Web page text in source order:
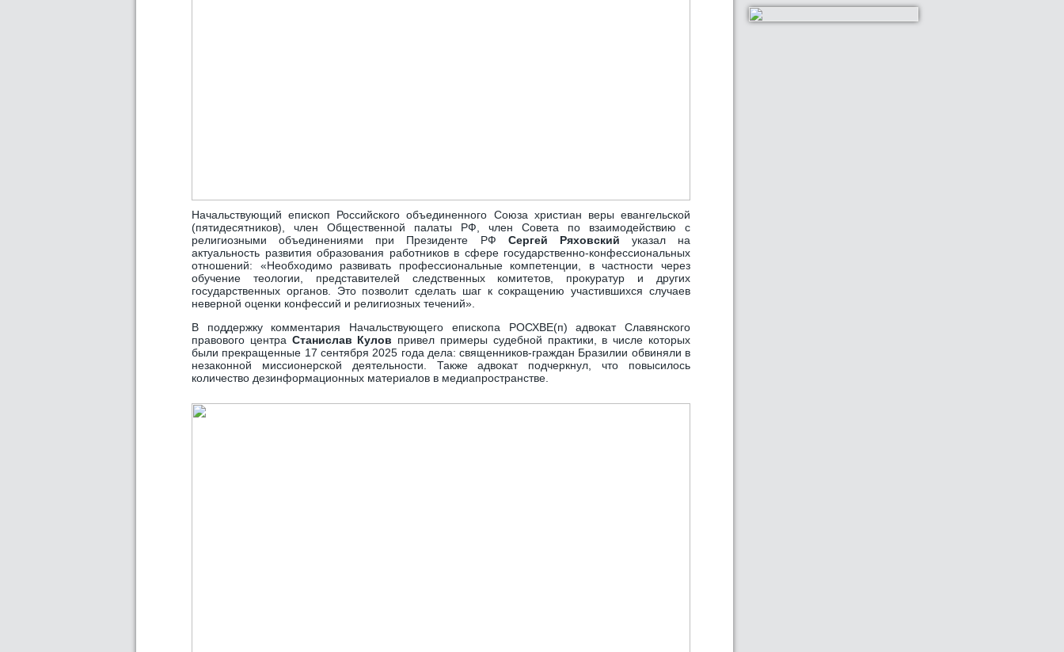
Начальствующий епископ Российского объединенного Союза христиан веры евангельской
(пятидесятников), член Общественной палаты РФ, член Совета по взаимодействию с
религиозными объединениями при Президенте РФ Сергей Ряховский указал на
актуальность развития образования работников в сфере государственно-конфессиональных
отношений: «Необходимо развивать профессиональные компетенции, в частности через
обучение теологии, представителей следственных комитетов, прокуратур и других
государственных органов. Это позволит сделать шаг к сокращению участившихся случаев
неверной оценки конфессий и религиозных течений».
В поддержку комментария Начальствующего епископа РОСХВЕ(п) адвокат Славянского
правового центра Станислав Кулов привел примеры судебной практики, в числе которых
были прекращенные 17 сентября 2025 года дела: священников-граждан Бразилии обвиняли в
незаконной миссионерской деятельности. Также адвокат подчеркнул, что повысилось
количество дезинформационных материалов в медиапространстве.